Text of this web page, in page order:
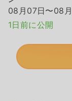
08月07日〜08
1日前に公開